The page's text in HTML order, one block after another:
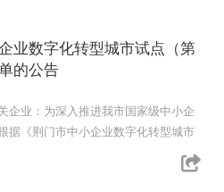
业数字化转型城市试点（第
的公告
企业：为深入推进我市国家级中小企
据《荆门市中小企业数字化转型城市